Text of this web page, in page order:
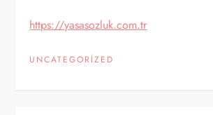
https://yasasozluk.com.tr
UNCATEGORIZED